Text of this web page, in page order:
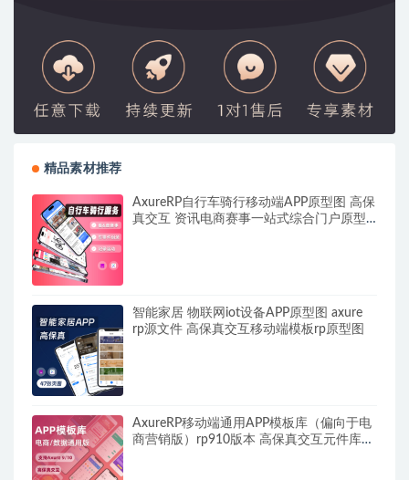
精品素材推荐
AxureRP自行车骑行移动端APP原型图 高保
真交互 资讯电商赛事一站式综合门户原型
智能家居 物联网iot设备APP原型图 axure
rp源文件 高保真交互移动端模板rp原型图
AxureRP移动端通用APP模板库（偏向于电
商营销版）rp910版本 高保真交互元件库源